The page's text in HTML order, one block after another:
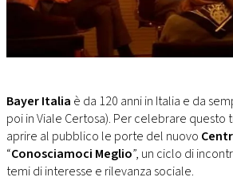
DI
MONACO
Bayer Italia è da 120 anni in Italia e da
poi in Viale Certosa). Per celebrare
aprire al pubblico le porte del nuovo
“Conosciamoci Meglio”, un ciclo di
temi di interesse e rilevanza sociale.